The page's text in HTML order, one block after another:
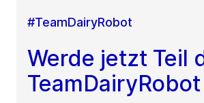
#TeamDairyRobot
Werde jetzt Teil
TeamDairyRobot